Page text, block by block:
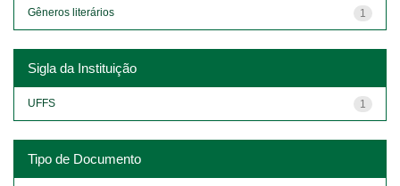
1
Gêneros literários
Sigla da Instituição
1
UFFS
Tipo de Documento